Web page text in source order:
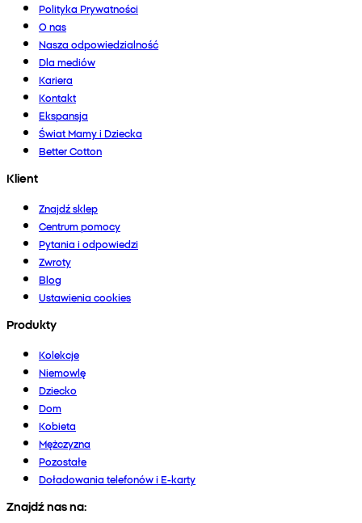
Polityka Prywatności
O nas
Nasza odpowiedzialność
Dla mediów
Kariera
Kontakt
Ekspansja
Świat Mamy i Dziecka
Better Cotton
Klient
Znajdź sklep
Centrum pomocy
Pytania i odpowiedzi
Zwroty
Blog
Ustawienia cookies
Produkty
Kolekcje
Niemowlę
Dziecko
Dom
Kobieta
Mężczyzna
Pozostałe
Doładowania telefonów i E-karty
Znajdź nas na: